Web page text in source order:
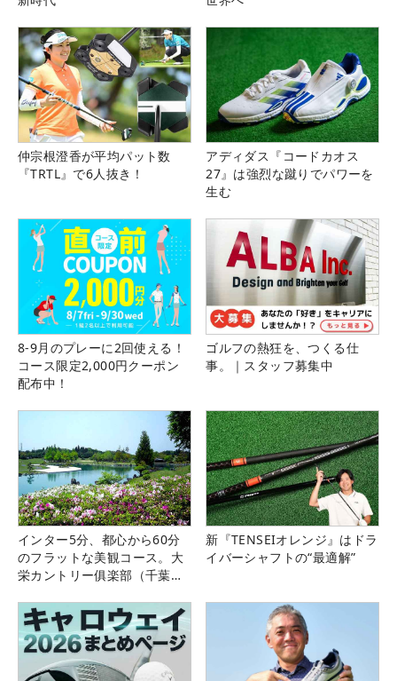
仲宗根澄香が平均パット数
『TRTL』で6人抜き！
アディダス『コードカオス
27』は強烈な蹴りでパワーを
生む
8-9月のプレーに2回使える！
コース限定2,000円クーポン
配布中！
ゴルフの熱狂を、つくる仕
事。｜スタッフ募集中
インター5分、都心から60分
のフラットな美観コース。大
栄カントリー俱楽部（千葉
新『TENSEIオレンジ』はドラ
イバーシャフトの“最適解”